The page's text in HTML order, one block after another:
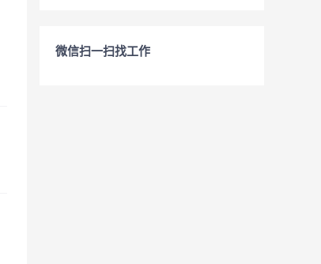
微信扫一扫找工作